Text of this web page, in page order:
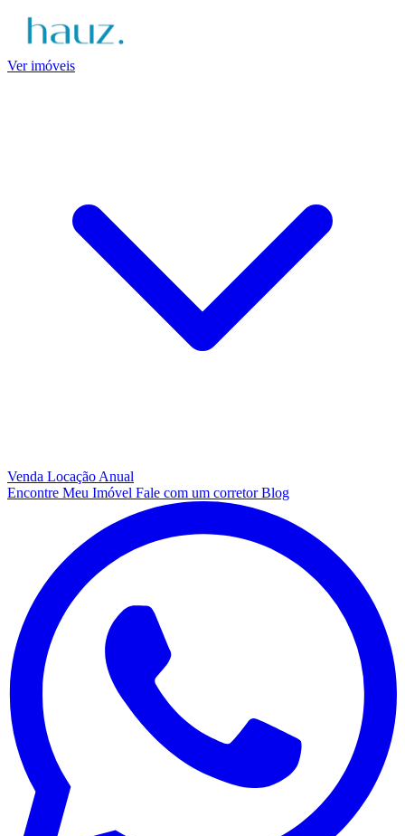
Ver imóveis
Venda Locação Anual
Encontre Meu Imóvel Fale com um corretorBlog